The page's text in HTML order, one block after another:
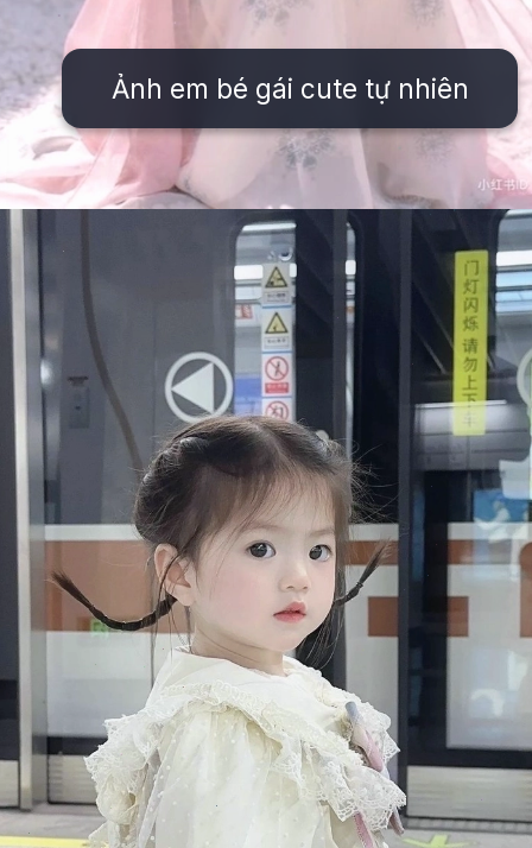
Ảnh em bé gái cute tự nhiên
https://issiloo.edu.vn/hinh-anh-be-gai-dang-yeu